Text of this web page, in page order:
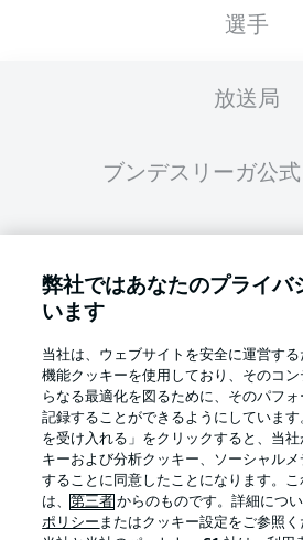
選手
放送局
ブンデスリーガ公
ファンタジー・マ
言語をお選びください
日本語
ログイン
弊社ではあなたのプライバ
います
当社は、ウェブサイトを安全に運営す
機能クッキーを使用しており、そのコ
らなる最適化を図るために、そのパフ
記録することができるようにしていま
を受け入れる」をクリックすると、当
キーおよび分析クッキー、ソーシャル
することに同意したことになります。
は、第三者 からのものです。詳細につ
ポリシー またはクッキー設定をご参照く